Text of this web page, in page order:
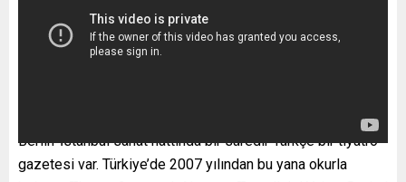
Berlin-İstanbul sanat hattında bir süredir Türkçe bir tiyatro
gazetesi var. Türkiye’de 2007 yılından bu yana okurla